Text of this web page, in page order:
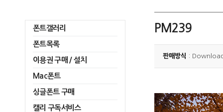
폰트갤러리
폰트목록
이용권 구매 / 설치
Mac폰트
싱글폰트 구매
캘리 구독서비스
PM239
판매방식 :